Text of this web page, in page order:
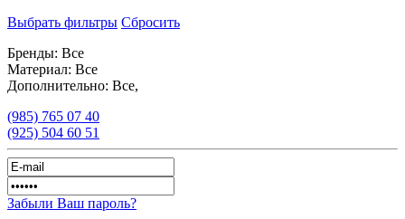
Выбрать фильтры Сбросить
Бренды: Все
Материал: Все
Дополнительно: Все,
(985) 765 07 40
(925) 504 60 51
Забыли Ваш пароль?